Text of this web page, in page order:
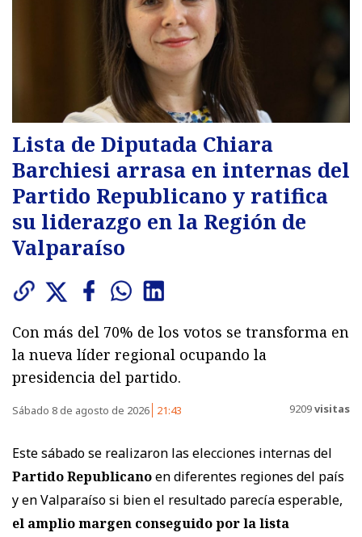
Lista de Diputada Chiara
Barchiesi arrasa en internas del
Partido Republicano y ratifica
su liderazgo en la Región de
Valparaíso
Con más del 70% de los votos se transforma en
la nueva líder regional ocupando la
presidencia del partido.
Sábado 8 de agosto de 2026 21:43 9209visitas
Este sábado se realizaron las elecciones internas del
Partido Republicanoen diferentes regiones del país
y en Valparaíso si bien el resultado parecía esperable,
el amplio margen conseguido por la lista